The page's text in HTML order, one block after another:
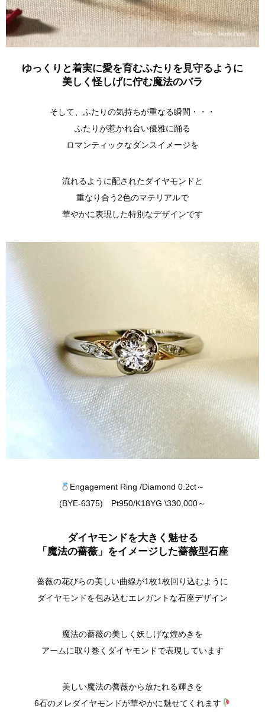
ゆっくりと着実に愛を育むふたりを見守るように
美しく怪しげに佇む魔法のバラ
そして、ふたりの気持ちが重なる瞬間・・・
ふたりが惹かれ合い優雅に踊る
ロマンティックなダンスイメージを
流れるように配されたダイヤモンドと
重なり合う2色のマテリアルで
華やかに表現した特別なデザインです
Engagement Ring /Diamond 0.2ct～
(BYE-6375) Pt950/K18YG \330,000～
ダイヤモンドを大きく魅せる
「魔法の薔薇」をイメージした薔薇型石座
薔薇の花びらの美しい曲線が1枚1枚回り込むように
ダイヤモンドを包み込むエレガントな石座デザイン
魔法の薔薇の美しく妖しげな煌めきを
アームに取り巻くダイヤモンドで表現しています
美しい魔法の蕎薇から放たれる輝きを
6石のメレダイヤモンドが華やかに魅せてくれます